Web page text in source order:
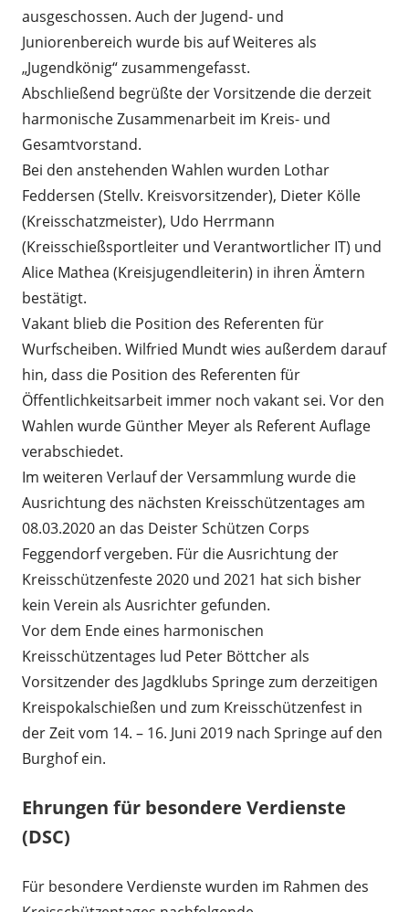
ausgeschossen. Auch der Jugend- und
Juniorenbereich wurde bis auf Weiteres als
„Jugendkönig“ zusammengefasst.
Abschließend begrüßte der Vorsitzende die derzeit
harmonische Zusammenarbeit im Kreis- und
Gesamtvorstand.
Bei den anstehenden Wahlen wurden Lothar
Feddersen (Stellv. Kreisvorsitzender), Dieter Kölle
(Kreisschatzmeister), Udo Herrmann
(Kreisschießsportleiter und Verantwortlicher IT) und
Alice Mathea (Kreisjugendleiterin) in ihren Ämtern
bestätigt.
Vakant blieb die Position des Referenten für
Wurfscheiben. Wilfried Mundt wies außerdem darauf
hin, dass die Position des Referenten für
Öffentlichkeitsarbeit immer noch vakant sei. Vor den
Wahlen wurde Günther Meyer als Referent Auflage
verabschiedet.
Im weiteren Verlauf der Versammlung wurde die
Ausrichtung des nächsten Kreisschützentages am
08.03.2020 an das Deister Schützen Corps
Feggendorf vergeben. Für die Ausrichtung der
Kreisschützenfeste 2020 und 2021 hat sich bisher
kein Verein als Ausrichter gefunden.
Vor dem Ende eines harmonischen
Kreisschützentages lud Peter Böttcher als
Vorsitzender des Jagdklubs Springe zum derzeitigen
Kreispokalschießen und zum Kreisschützenfest in
der Zeit vom 14. – 16. Juni 2019 nach Springe auf den
Burghof ein.
Ehrungen für besondere Verdienste
(DSC)
Für besondere Verdienste wurden im Rahmen des